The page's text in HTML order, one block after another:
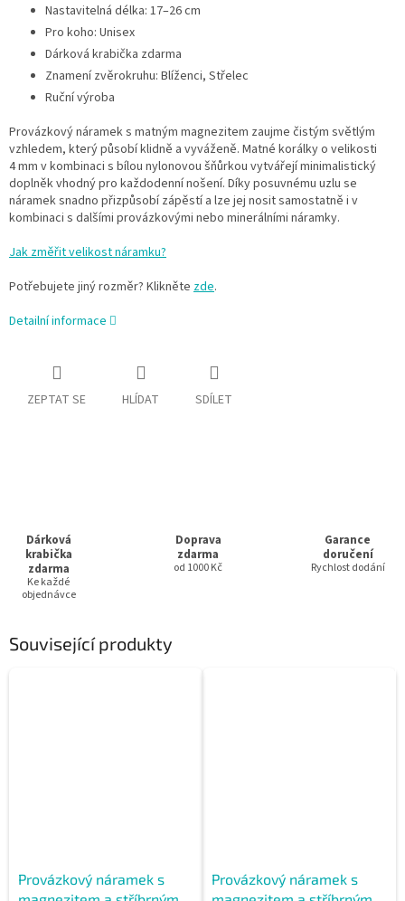
Nastavitelná délka: 17–26 cm
Pro koho: Unisex
Dárková krabička zdarma
Znamení zvěrokruhu: Blíženci, Střelec
Ruční výroba
Provázkový náramek s matným magnezitem zaujme čistým světlým
vzhledem, který působí klidně a vyváženě. Matné korálky o velikosti
4 mm v kombinaci s bílou nylonovou šňůrkou vytvářejí minimalistický
doplněk vhodný pro každodenní nošení. Díky posuvnému uzlu se
náramek snadno přizpůsobí zápěstí a lze jej nosit samostatně i v
kombinaci s dalšími provázkovými nebo minerálními náramky.
Jak změřit velikost náramku?
Potřebujete jiný rozměr? Klikněte zde.
Detailní informace
ZEPTAT SE HLÍDAT SDÍLET
Dárková
krabička
zdarma
Ke každé
objednávce
Doprava
zdarma
od 1000 Kč
Garance
doručení
Rychlost dodání
Související produkty
Provázkový náramek s
Provázkový náramek s